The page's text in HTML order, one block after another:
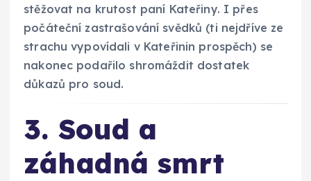
stěžovat na krutost paní Kateřiny. I přes
počáteční zastrašování svědků (ti nejdříve ze
strachu vypovídali v Kateřinin prospěch) se
nakonec podařilo shromáždit dostatek
důkazů pro soud.
3. Soud a
záhadná smrt